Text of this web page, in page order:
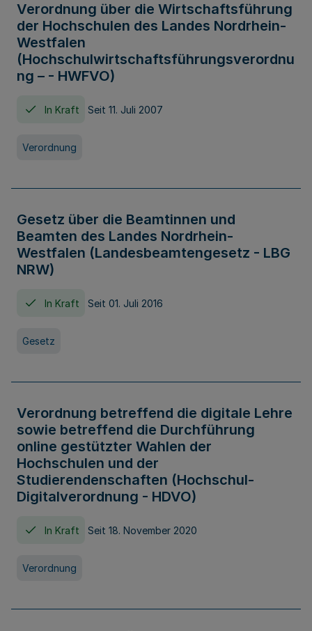
Verordnung über die Wirtschaftsführung
der Hochschulen des Landes Nordrhein-
Westfalen
(Hochschulwirtschaftsführungsverordnu
ng – - HWFVO)
In Kraft Seit 11. Juli 2007
Verordnung
Gesetz über die Beamtinnen und
Beamten des Landes Nordrhein-
Westfalen (Landesbeamtengesetz - LBG
NRW)
In Kraft Seit 01. Juli 2016
Gesetz
Verordnung betreffend die digitale Lehre
sowie betreffend die Durchführung
online gestützter Wahlen der
Hochschulen und der
Studierendenschaften (Hochschul-
Digitalverordnung - HDVO)
In Kraft Seit 18. November 2020
Verordnung